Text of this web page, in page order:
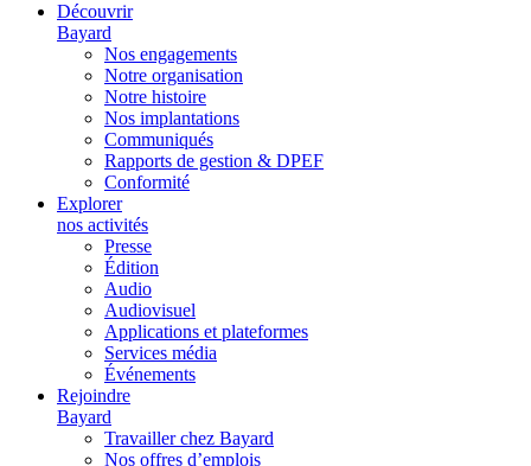
Découvrir
Bayard
Nos engagements
Notre organisation
Notre histoire
Nos implantations
Communiqués
Rapports de gestion & DPEF
Conformité
Explorer
nos activités
Presse
Édition
Audio
Audiovisuel
Applications et plateformes
Services média
Événements
Rejoindre
Bayard
Travailler chez Bayard
Nos offres d’emplois